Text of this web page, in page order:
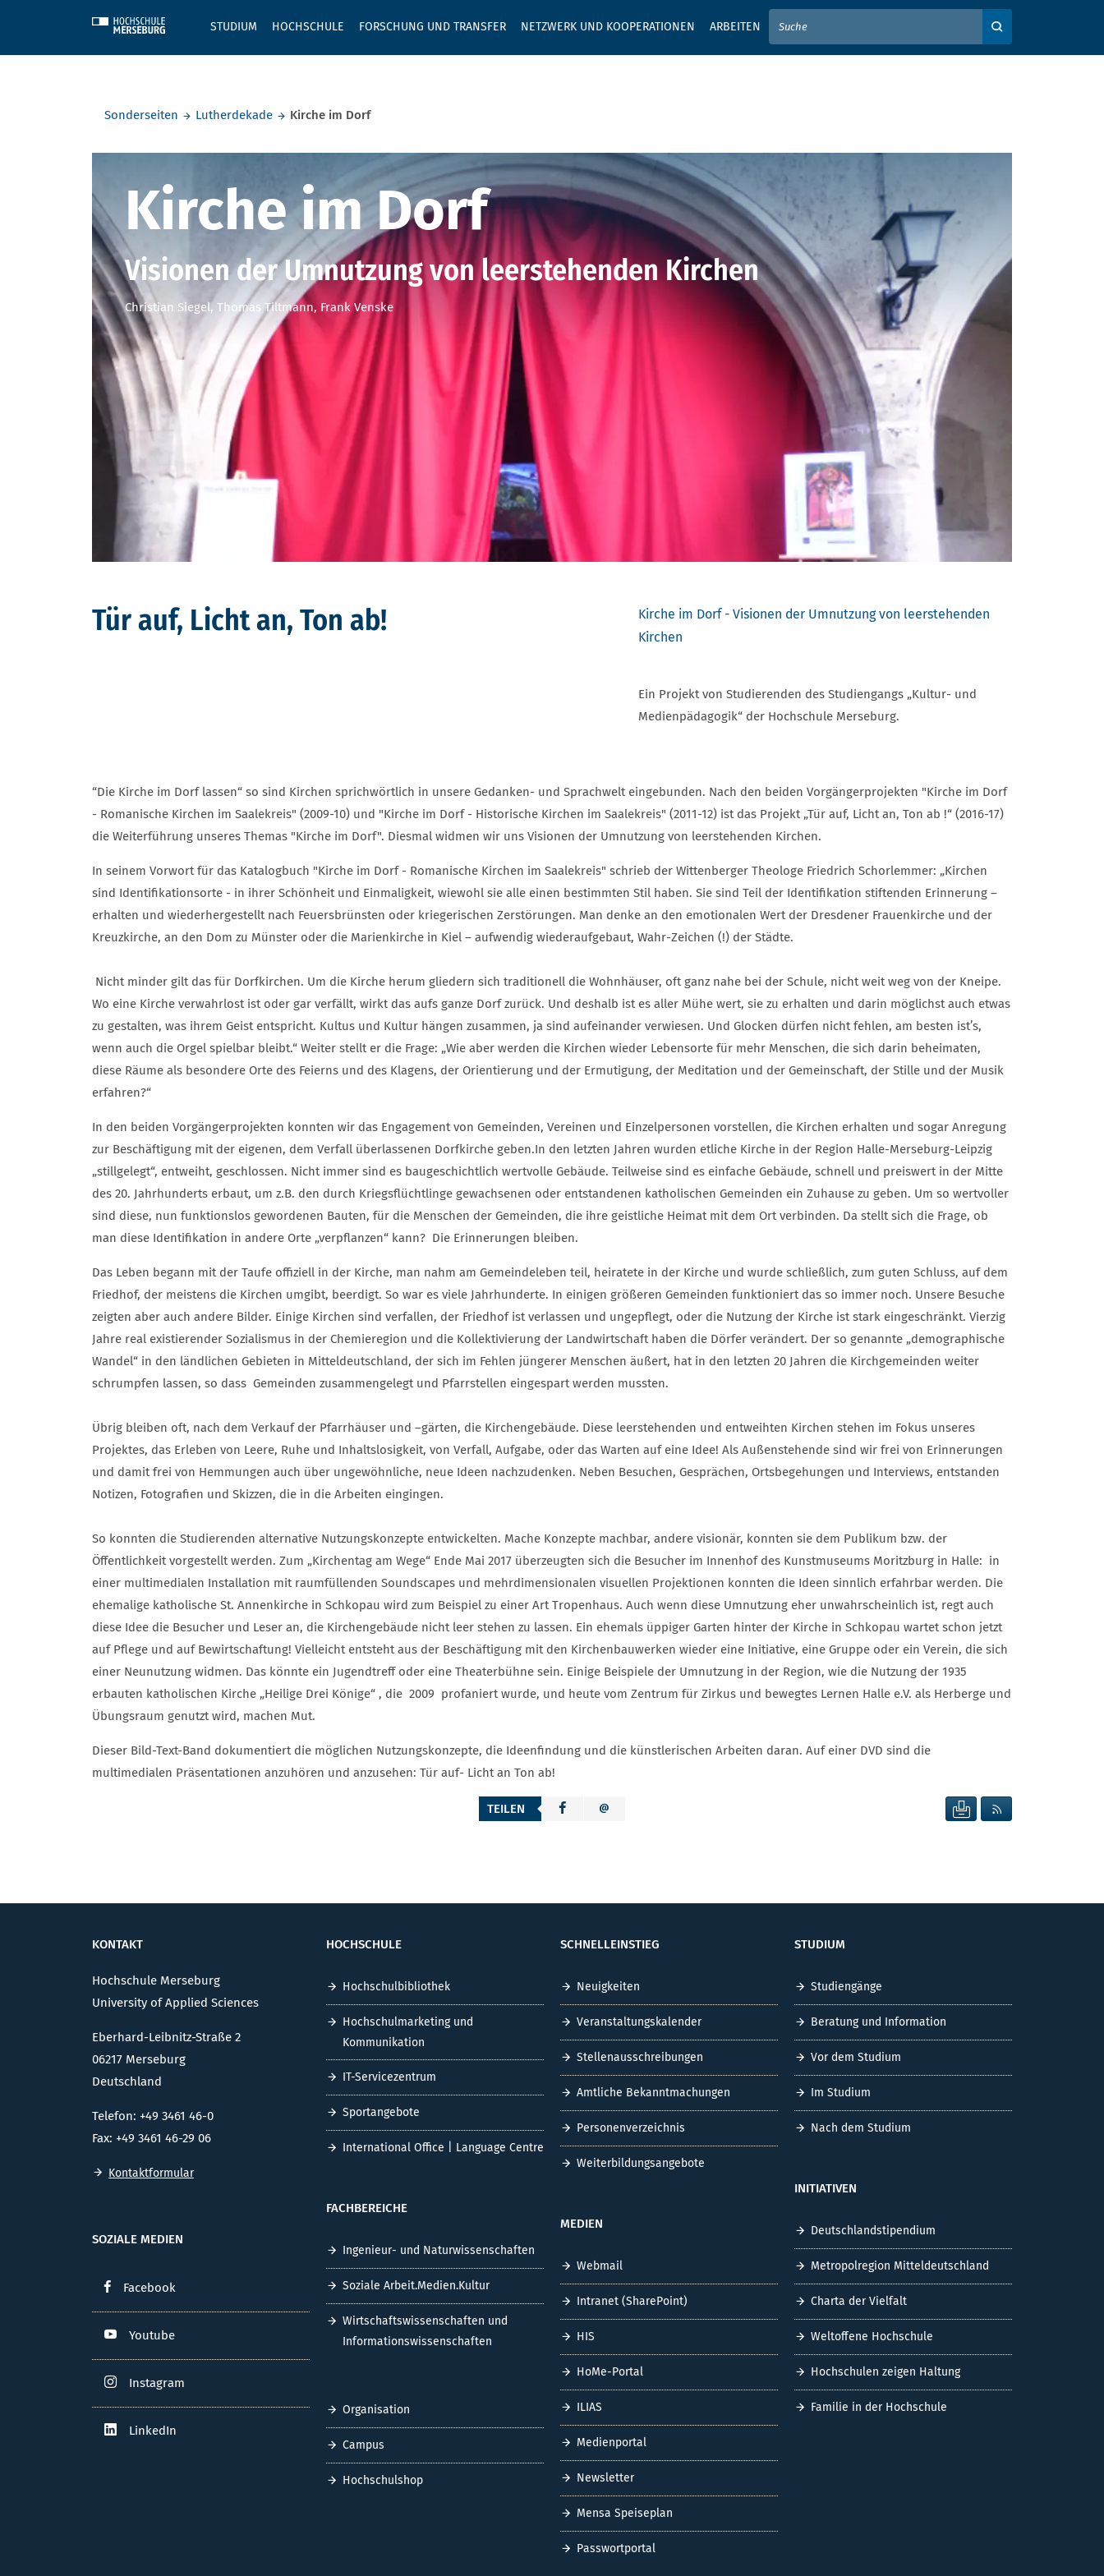
STUDIUM HOCHSCHULE FORSCHUNG UND TRANSFER NETZWERK UND KOOPERATIONEN ARBEITEN
GEBEN SIE HIER IHREN SUCHBEGRIFF EIN
Sonderseiten
Lutherdekade Kirche im Dorf
Kirche im Dorf
Kirche im Dorf
Visionen der Umnutzung von leerstehenden Kirchen
Christian Siegel, Thomas Tiltmann, Frank Venske
Tür auf, Licht an, Ton ab!
Kirche im Dorf - Visionen der Umnutzung von leerstehenden
Kirchen
Ein Projekt von Studierenden des Studiengangs „Kultur- und
Medienpädagogik“ der Hochschule Merseburg.
“Die Kirche im Dorf lassen“ so sind Kirchen sprichwörtlich in unsere Gedanken- und Sprachwelt eingebunden. Nach den beiden Vorgängerprojekten "Kirche im Dorf
- Romanische Kirchen im Saalekreis" (2009-10) und "Kirche im Dorf - Historische Kirchen im Saalekreis" (2011-12) ist das Projekt „Tür auf, Licht an, Ton ab !“ (2016-17)
die Weiterführung unseres Themas "Kirche im Dorf". Diesmal widmen wir uns Visionen der Umnutzung von leerstehenden Kirchen.
In seinem Vorwort für das Katalogbuch "Kirche im Dorf - Romanische Kirchen im Saalekreis" schrieb der Wittenberger Theologe Friedrich Schorlemmer: „Kirchen
sind Identifikationsorte - in ihrer Schönheit und Einmaligkeit, wiewohl sie alle einen bestimmten Stil haben. Sie sind Teil der Identifikation stiftenden Erinnerung –
erhalten und wiederhergestellt nach Feuersbrünsten oder kriegerischen Zerstörungen. Man denke an den emotionalen Wert der Dresdener Frauenkirche und der
Kreuzkirche, an den Dom zu Münster oder die Marienkirche in Kiel – aufwendig wiederaufgebaut, Wahr-Zeichen (!) der Städte.
Nicht minder gilt das für Dorfkirchen. Um die Kirche herum gliedern sich traditionell die Wohnhäuser, oft ganz nahe bei der Schule, nicht weit weg von der Kneipe.
Wo eine Kirche verwahrlost ist oder gar verfällt, wirkt das aufs ganze Dorf zurück. Und deshalb ist es aller Mühe wert, sie zu erhalten und darin möglichst auch etwas
zu gestalten, was ihrem Geist entspricht. Kultus und Kultur hängen zusammen, ja sind aufeinander verwiesen. Und Glocken dürfen nicht fehlen, am besten ist’s,
wenn auch die Orgel spielbar bleibt.“ Weiter stellt er die Frage: „Wie aber werden die Kirchen wieder Lebensorte für mehr Menschen, die sich darin beheimaten,
diese Räume als besondere Orte des Feierns und des Klagens, der Orientierung und der Ermutigung, der Meditation und der Gemeinschaft, der Stille und der Musik
erfahren?“
In den beiden Vorgängerprojekten konnten wir das Engagement von Gemeinden, Vereinen und Einzelpersonen vorstellen, die Kirchen erhalten und sogar Anregung
zur Beschäftigung mit der eigenen, dem Verfall überlassenen Dorfkirche geben.In den letzten Jahren wurden etliche Kirche in der Region Halle-Merseburg-Leipzig
„stillgelegt“, entweiht, geschlossen. Nicht immer sind es baugeschichtlich wertvolle Gebäude. Teilweise sind es einfache Gebäude, schnell und preiswert in der Mitte
des 20. Jahrhunderts erbaut, um z.B. den durch Kriegsflüchtlinge gewachsenen oder entstandenen katholischen Gemeinden ein Zuhause zu geben. Um so wertvoller
sind diese, nun funktionslos gewordenen Bauten, für die Menschen der Gemeinden, die ihre geistliche Heimat mit dem Ort verbinden. Da stellt sich die Frage, ob
man diese Identifikation in andere Orte „verpflanzen“ kann? Die Erinnerungen bleiben.
Das Leben begann mit der Taufe offiziell in der Kirche, man nahm am Gemeindeleben teil, heiratete in der Kirche und wurde schließlich, zum guten Schluss, auf dem
Friedhof, der meistens die Kirchen umgibt, beerdigt. So war es viele Jahrhunderte. In einigen größeren Gemeinden funktioniert das so immer noch. Unsere Besuche
zeigten aber auch andere Bilder. Einige Kirchen sind verfallen, der Friedhof ist verlassen und ungepflegt, oder die Nutzung der Kirche ist stark eingeschränkt. Vierzig
Jahre real existierender Sozialismus in der Chemieregion und die Kollektivierung der Landwirtschaft haben die Dörfer verändert. Der so genannte „demographische
Wandel“ in den ländlichen Gebieten in Mitteldeutschland, der sich im Fehlen jüngerer Menschen äußert, hat in den letzten 20 Jahren die Kirchgemeinden weiter
schrumpfen lassen, so dass Gemeinden zusammengelegt und Pfarrstellen eingespart werden mussten.
Übrig bleiben oft, nach dem Verkauf der Pfarrhäuser und –gärten, die Kirchengebäude. Diese leerstehenden und entweihten Kirchen stehen im Fokus unseres
Projektes, das Erleben von Leere, Ruhe und Inhaltslosigkeit, von Verfall, Aufgabe, oder das Warten auf eine Idee! Als Außenstehende sind wir frei von Erinnerungen
und damit frei von Hemmungen auch über ungewöhnliche, neue Ideen nachzudenken. Neben Besuchen, Gesprächen, Ortsbegehungen und Interviews, entstanden
Notizen, Fotografien und Skizzen, die in die Arbeiten eingingen.
So konnten die Studierenden alternative Nutzungskonzepte entwickelten. Mache Konzepte machbar, andere visionär, konnten sie dem Publikum bzw. der
Öffentlichkeit vorgestellt werden. Zum „Kirchentag am Wege“ Ende Mai 2017 überzeugten sich die Besucher im Innenhof des Kunstmuseums Moritzburg in Halle: in
einer multimedialen Installation mit raumfüllenden Soundscapes und mehrdimensionalen visuellen Projektionen konnten die Ideen sinnlich erfahrbar werden. Die
ehemalige katholische St. Annenkirche in Schkopau wird zum Beispiel zu einer Art Tropenhaus. Auch wenn diese Umnutzung eher unwahrscheinlich ist, regt auch
diese Idee die Besucher und Leser an, die Kirchengebäude nicht leer stehen zu lassen. Ein ehemals üppiger Garten hinter der Kirche in Schkopau wartet schon jetzt
auf Pflege und auf Bewirtschaftung! Vielleicht entsteht aus der Beschäftigung mit den Kirchenbauwerken wieder eine Initiative, eine Gruppe oder ein Verein, die sich
einer Neunutzung widmen. Das könnte ein Jugendtreff oder eine Theaterbühne sein. Einige Beispiele der Umnutzung in der Region, wie die Nutzung der 1935
erbauten katholischen Kirche „Heilige Drei Könige“ , die 2009 profaniert wurde, und heute vom Zentrum für Zirkus und bewegtes Lernen Halle e.V. als Herberge und
Übungsraum genutzt wird, machen Mut.
Dieser Bild-Text-Band dokumentiert die möglichen Nutzungskonzepte, die Ideenfindung und die künstlerischen Arbeiten daran. Auf einer DVD sind die
multimedialen Präsentationen anzuhören und anzusehen: Tür auf- Licht an Ton ab!
TEILEN SEITE DRUCKEN
KONTAKT
Hochschule Merseburg
University of Applied Sciences
Eberhard-Leibnitz-Straße 2
06217 Merseburg
Deutschland
Telefon: +49 3461 46-0
Fax: +49 3461 46-29 06
Kontaktformular
SOZIALE MEDIEN
Facebook
Youtube
Instagram
LinkedIn
HOCHSCHULE
Hochschulbibliothek
Hochschulmarketing und
Kommunikation
IT-Servicezentrum
Sportangebote
International Office | Language Centre
FACHBEREICHE
Ingenieur- und Naturwissenschaften
Soziale Arbeit.Medien.Kultur
Wirtschaftswissenschaften und
Informationswissenschaften
Organisation
Campus
Hochschulshop
SCHNELLEINSTIEG
Neuigkeiten
Veranstaltungskalender
Stellenausschreibungen
Amtliche Bekanntmachungen
Personenverzeichnis
Weiterbildungsangebote
MEDIEN
Webmail
Intranet (SharePoint)
HIS
HoMe-Portal
ILIAS
Medienportal
Newsletter
Mensa Speiseplan
Passwortportal
STUDIUM
Studiengänge
Beratung und Information
Vor dem Studium
Im Studium
Nach dem Studium
INITIATIVEN
Deutschlandstipendium
Metropolregion Mitteldeutschland
Charta der Vielfalt
Weltoffene Hochschule
Hochschulen zeigen Haltung
Familie in der Hochschule